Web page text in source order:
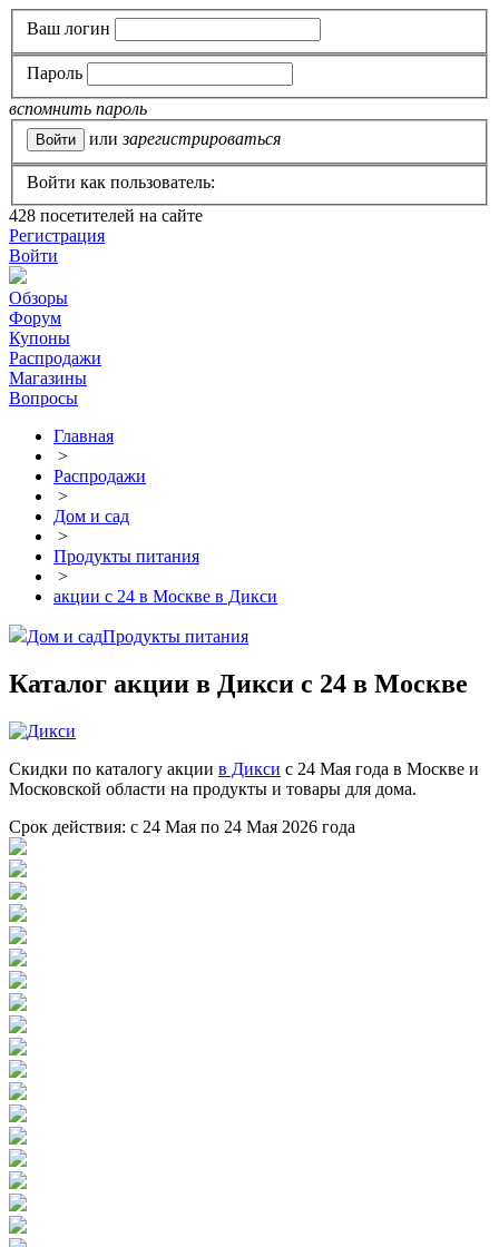
Ваш логин
Пароль
вспомнить пароль
или зарегистрироваться
Войти как пользователь:
428 посетителей на сайте
Регистрация
Войти
Обзоры
Форум
Купоны
Распродажи
Магазины
Вопросы
Главная
>
Распродажи
>
Дом и сад
>
Продукты питания
>
акции с 24 в Москве в Дикси
Дом и садПродукты питания
Каталог акции в Дикси с 24 в Москве
Скидки по каталогу акции в Дикси с 24 Мая года в Москве и
Московской области на продукты и товары для дома.
Срок действия: с 24 Мая по 24 Мая 2026 года